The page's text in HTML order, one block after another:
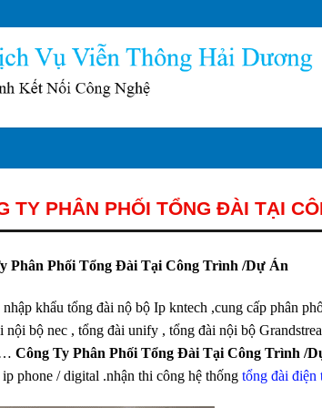
TY PHÂN PHỐI TỔNG ĐÀI TẠI
Phân Phối Tổng Đài Tại Công Trình /Dự Án
khẩu tổng đài nộ bộ Ip kntech ,cung cấp phân
nội bộ nec , tổng đài unify , tổng đài nội bộ
… Công Ty Phân Phối Tổng Đài Tại Công Trình /
ip phone / digital .nhận thi công hệ thống tổng đài điện